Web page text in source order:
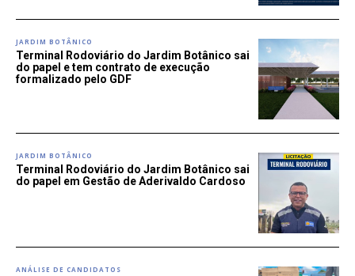
JARDIM BOTÂNICO
Terminal Rodoviário do Jardim Botânico sai
do papel e tem contrato de execução
formalizado pelo GDF
JARDIM BOTÂNICO
Terminal Rodoviário do Jardim Botânico sai
do papel em Gestão de Aderivaldo Cardoso
ANÁLISE DE CANDIDATOS